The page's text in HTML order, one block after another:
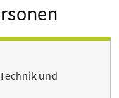
und